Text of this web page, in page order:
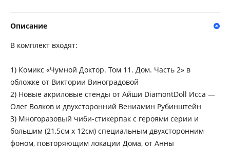
Описание
В комплект входят:
1) Комикс «Чумной Доктор. Том 11. Дом. Часть 2» в
обложке от Виктории Виноградовой
2) Новые акриловые стенды от Айши DiamontDoll Исса —
Олег Волков и двухсторонний Вениамин Рубинштейн
3) Многоразовый чиби-стикерпак с героями серии и
большим (21,5см х 12см) специальным двухсторонним
фоном, повторяющим локации Дома, от Анны